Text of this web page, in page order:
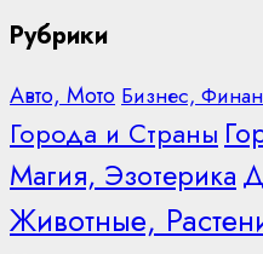
Рубрики
Авто, Мото Бизнес,
Города и Страны
Магия, Эзотерика
Животные,